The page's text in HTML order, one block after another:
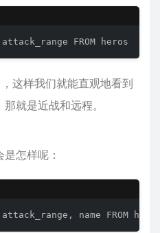
attack_range FROM heros
这样我们就能直观地看到
就是近战和远程。
怎样呢：
attack_range, name FROM